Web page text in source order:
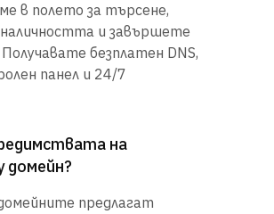
в полето за търсене,
и завършете
безплатен DNS,
панел и 24/7
на
домейн?
предлагат